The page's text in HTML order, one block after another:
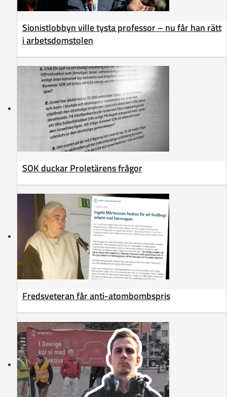
Sionistlobbyn ville tysta professor – nu får han rätt
i arbetsdomstolen
SOK duckar Proletärens frågor
Fredsveteran får anti-atombombspris